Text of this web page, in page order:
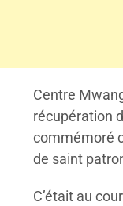
Centre
récupération
commémoré
de saint
C’était au